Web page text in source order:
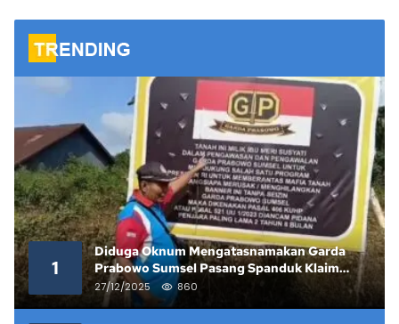
1
Diduga Oknum Mengatasnamakan Garda
Prabowo Sumsel Pasang Spanduk Klaim
Lahan yang Telah Diputus Pengadilan
27/12/2025 860